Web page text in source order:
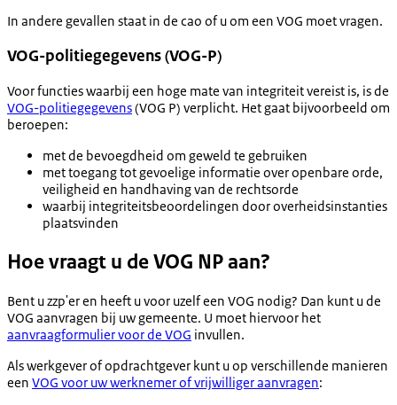
In andere gevallen staat in de cao of u om een VOG moet vragen.
VOG-politiegegevens (VOG-P)
Voor functies waarbij een hoge mate van integriteit vereist is, is de
VOG-politiegegevens(VOG P) verplicht. Het gaat bijvoorbeeld om
beroepen:
met de bevoegdheid om geweld te gebruiken
met toegang tot gevoelige informatie over openbare orde,
veiligheid en handhaving van de rechtsorde
waarbij integriteitsbeoordelingen door overheidsinstanties
plaatsvinden
Hoe vraagt u de VOG NP aan?
Bent u zzp'er en heeft u voor uzelf een VOG nodig? Dan kunt u de
VOG aanvragen bij uw gemeente. U moet hiervoor het
aanvraagformulier voor de VOG invullen.
Als werkgever of opdrachtgever kunt u op verschillende manieren
een VOG voor uw werknemer of vrijwilliger aanvragen: